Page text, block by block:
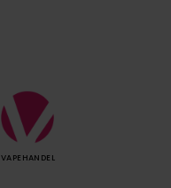
VAPEHANDEL